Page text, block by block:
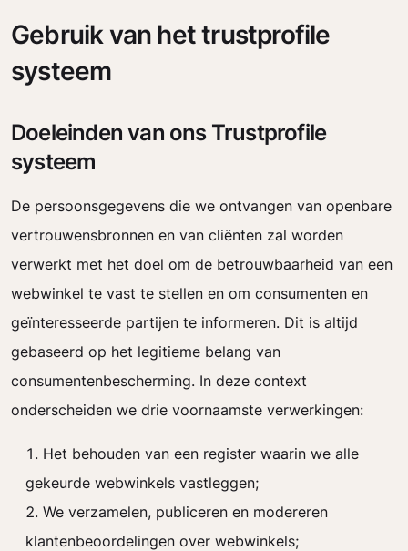
Gebruik van het trustprofile
systeem
Doeleinden van ons Trustprofile
systeem
De persoonsgegevens die we ontvangen van openbare
vertrouwensbronnen en van cliënten zal worden
verwerkt met het doel om de betrouwbaarheid van een
webwinkel te vast te stellen en om consumenten en
geïnteresseerde partijen te informeren. Dit is altijd
gebaseerd op het legitieme belang van
consumentenbescherming. In deze context
onderscheiden we drie voornaamste verwerkingen:
Het behouden van een register waarin we alle
gekeurde webwinkels vastleggen;
We verzamelen, publiceren en modereren
klantenbeoordelingen over webwinkels;